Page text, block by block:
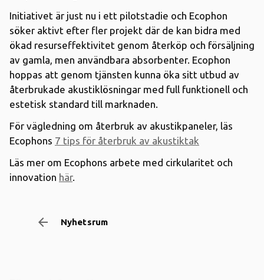
Nyhetsrum
arrow_backward
Initiativet är just nu i ett pilotstadie och Ecophon
söker aktivt efter fler projekt där de kan bidra med
ökad resurseffektivitet genom återköp och försäljning
av gamla, men användbara absorbenter. Ecophon
hoppas att genom tjänsten kunna öka sitt utbud av
återbrukade akustiklösningar med full funktionell och
estetisk standard till marknaden.
För vägledning om återbruk av akustikpaneler, läs
Ecophons 7 tips för återbruk av akustiktak
Läs mer om Ecophons arbete med cirkularitet och
innovation här.